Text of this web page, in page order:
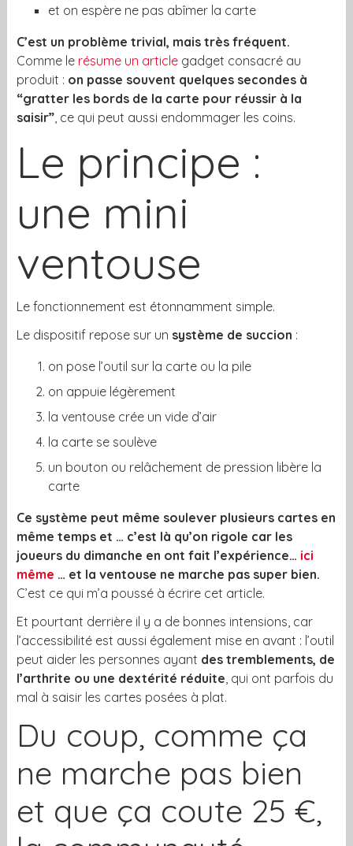
et on espère ne pas abîmer la carte
C’est un problème trivial, mais très fréquent.
Comme le résume un article gadget consacré au
produit : on passe souvent quelques secondes à
“gratter les bords de la carte pour réussir à la
saisir”, ce qui peut aussi endommager les coins.
Le principe :
une mini
ventouse
Le fonctionnement est étonnamment simple.
Le dispositif repose sur un système de succion :
on pose l’outil sur la carte ou la pile
on appuie légèrement
la ventouse crée un vide d’air
la carte se soulève
un bouton ou relâchement de pression libère la
carte
Ce système peut même soulever plusieurs cartes en
même temps et … c’est là qu’on rigole car les
joueurs du dimanche en ont fait l’expérience… ici
même … et la ventouse ne marche pas super bien.
C’est ce qui m’a poussé à écrire cet article.
Et pourtant derrière il y a de bonnes intensions, car
l’accessibilité est aussi également mise en avant : l’outil
peut aider les personnes ayant des tremblements, de
l’arthrite ou une dextérité réduite, qui ont parfois du
mal à saisir les cartes posées à plat.
Du coup, comme ça
ne marche pas bien
et que ça coute 25 €,